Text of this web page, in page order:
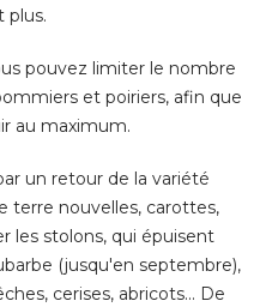
plus.
pouvez limiter le nombre
et poiriers, afin que
au maximum.
un retour de la variété
terre nouvelles, carottes,
les stolons, qui épuisent
(jusqu'en septembre),
cerises, abricots... De